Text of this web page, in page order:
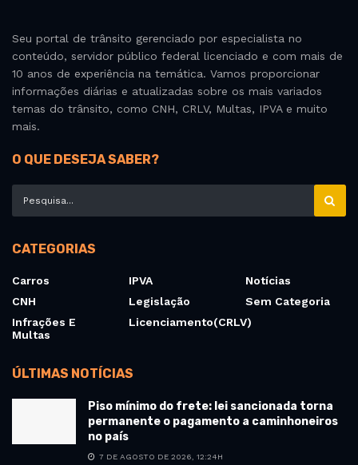
Seu portal de trânsito gerenciado por especialista no
conteúdo, servidor público federal licenciado e com mais de
10 anos de experiência na temática. Vamos proporcionar
informações diárias e atualizadas sobre os mais variados
temas do trânsito, como CNH, CRLV, Multas, IPVA e muito
mais.
O QUE DESEJA SABER?
CATEGORIAS
Carros
CNH
Infrações E
Multas
IPVA
Legislação
Licenciamento(CRLV)
Notícias
Sem Categoria
ÚLTIMAS NOTÍCIAS
Piso mínimo do frete: lei sancionada torna
permanente o pagamento a caminhoneiros
no país
7 DE AGOSTO DE 2026, 12:24H